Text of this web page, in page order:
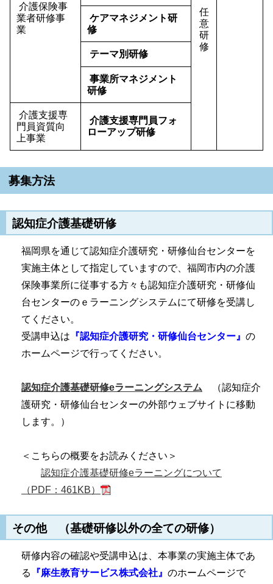
任
意
研
修
介護保険事
業者研修事
業
ケアマネジメント研
修
テーマ別研修
事業所マネジメント
研修
介護支援専
門員資質向
上事業
介護支援専門員フォ
ローアップ研修
募集方法
認知症介護基礎研修
福岡県を通じて認知症介護研究・研修仙台センターを
実施主体として指定していますので、福岡市内の介護
保険事業所に従事する方々も認知症介護研究・研修仙
台センターのｅラーニングシステムにて研修を受講し
てください。
受講申込は 『認知症介護研究・研修仙台センター 』 の
ホームページで行ってください。
認知症介護基礎研修eラーニングシステム （認知症介
護研究・研修仙台センターの外部ウェブサイトに移動
します。）
＜こちらの概要をお読みください＞
認知症介護基礎研修eラーニングについて
（PDF：461KB）
その他 （基礎研修以外の全ての研修）
研修内容の確認や受講申込は、本事業の実施主体であ
る
『麻生教育サービス株式会社』 のホームページで